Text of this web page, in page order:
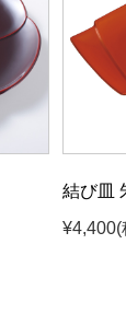
結び皿
¥4,400(